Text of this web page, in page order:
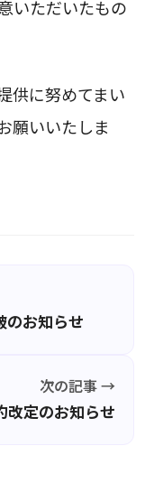
いただいたもの
供に努めてまい
願いいたしま
お知らせ
次の記事 →
定のお知らせ